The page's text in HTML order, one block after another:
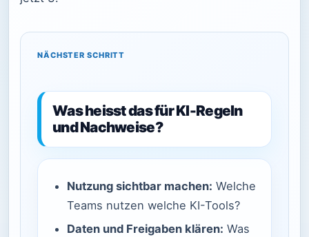
NÄCHSTER SCHRITT
Was heisst das für KI-Regeln
und Nachweise?
Nutzung sichtbar machen: Welche
Teams nutzen welche KI-Tools?
Daten und Freigaben klären: Was